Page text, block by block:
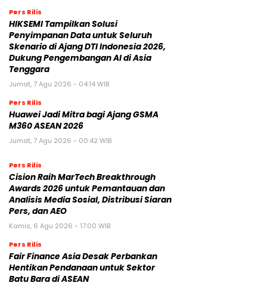
Pers Rilis
HIKSEMI Tampilkan Solusi
Penyimpanan Data untuk Seluruh
Skenario di Ajang DTI Indonesia 2026,
Dukung Pengembangan AI di Asia
Tenggara
Jumat, 7 Agu 2026 - 04:14 WIB
Pers Rilis
Huawei Jadi Mitra bagi Ajang GSMA
M360 ASEAN 2026
Jumat, 7 Agu 2026 - 00:42 WIB
Pers Rilis
Cision Raih MarTech Breakthrough
Awards 2026 untuk Pemantauan dan
Analisis Media Sosial, Distribusi Siaran
Pers, dan AEO
Kamis, 6 Agu 2026 - 17:00 WIB
Pers Rilis
Fair Finance Asia Desak Perbankan
Hentikan Pendanaan untuk Sektor
Batu Bara di ASEAN